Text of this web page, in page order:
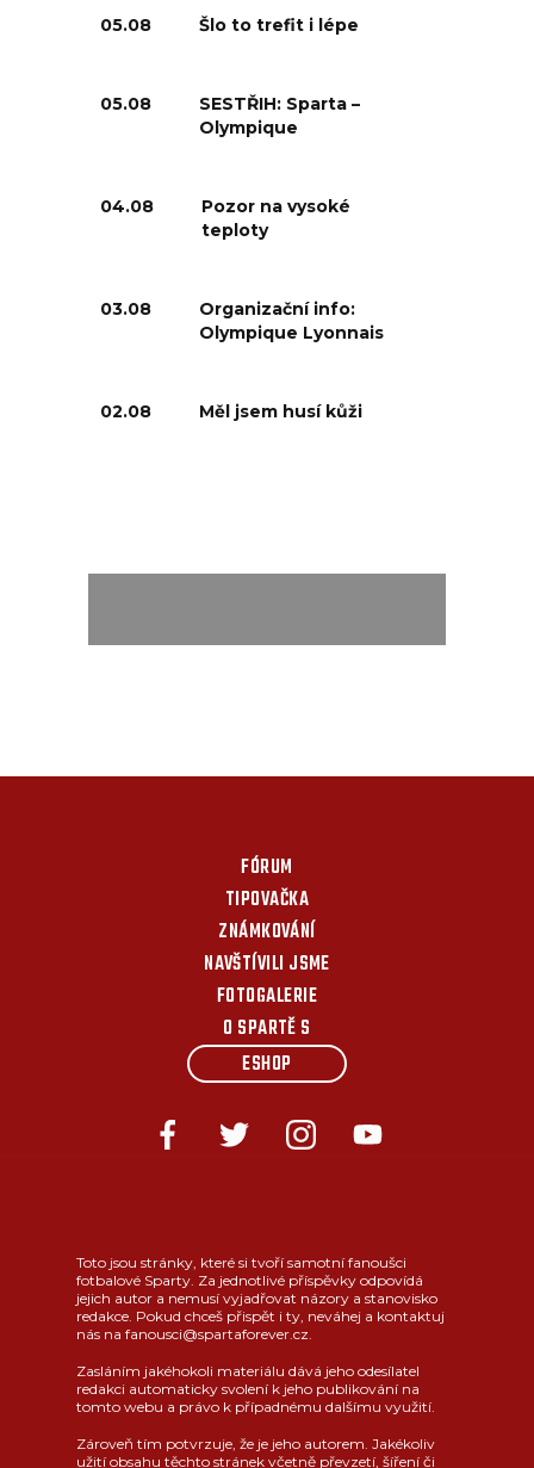
05.08 Šlo to trefit i lépe
05.08
SESTŘIH: Sparta –
Olympique
04.08
Pozor na vysoké
teploty
03.08
Organizační info:
Olympique Lyonnais
02.08 Měl jsem husí kůži
FÓRUM
TIPOVAČKA
ZNÁMKOVÁNÍ
NAVŠTÍVILI JSME
FOTOGALERIE
O SPARTĚ S
ESHOP
Toto jsou stránky, které si tvoří samotní fanoušci
fotbalové Sparty. Za jednotlivé příspěvky odpovídá
jejich autor a nemusí vyjadřovat názory a stanovisko
redakce. Pokud chceš přispět i ty, neváhej a kontaktuj
nás na fanousci@spartaforever.cz.
Zasláním jakéhokoli materiálu dává jeho odesílatel
redakci automaticky svolení k jeho publikování na
tomto webu a právo k případnému dalšímu využití.
Zároveň tím potvrzuje, že je jeho autorem. Jakékoliv
užití obsahu těchto stránek včetně převzetí, šíření či